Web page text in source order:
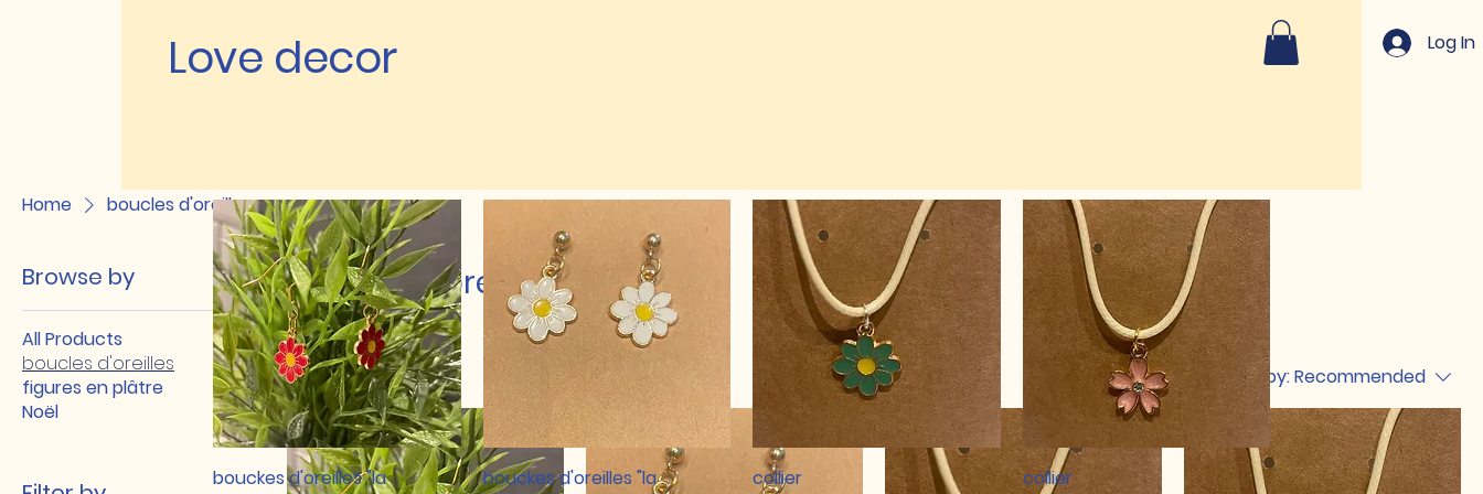
Love decor Log In
Home boucles d'oreilles
Browse by
All Products
boucles d'oreilles
figures en plâtre
Noël
boucles d'oreilles
97 products Sort by:Recommended
Quick View
bouckes d'oreilles "la
Quick View
bouckes d'oreilles "la
Quick View
collier
Quick View
collier